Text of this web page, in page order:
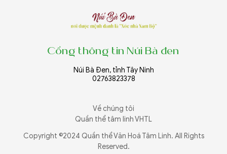
Cổng thông tin Núi Bà đen
Núi Bà Đen, tỉnh Tây Ninh
02763823378
Về chúng tôi
Quần thể tâm linh VHTL
Copyright ©2024 Quần thể Văn Hoá Tâm Linh. All Rights
Reserved.